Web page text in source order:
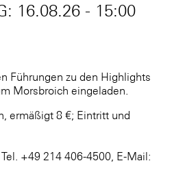
16.08.26 - 15:00
Führungen zu den Highlights
Morsbroich eingeladen.
ermäßigt 8 €; Eintritt und
+49 214 406-4500, E-Mail: